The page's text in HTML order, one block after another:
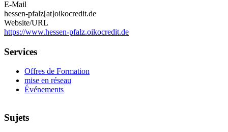
E-Mail
hessen-pfalz[at]oikocredit.de
Website/URL
https://www.hessen-pfalz.oikocredit.de
Services
Offres de Formation
mise en réseau
Événements
Sujets